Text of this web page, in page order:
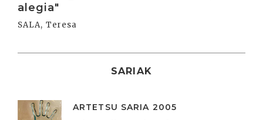
alegia"
SALA, Teresa
SARIAK
ARTETSU SARIA 2005